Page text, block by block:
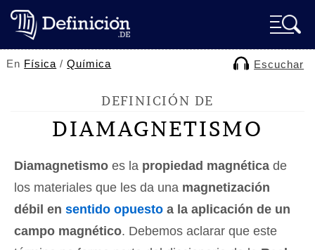
En Física /Química Escuchar
DEFINICIÓN DE
DIAMAGNETISMO
Diamagnetismo es la propiedad magnética de
los materiales que les da una magnetización
débil en sentido opuesto a la aplicación de un
campo magnético. Debemos aclarar que este